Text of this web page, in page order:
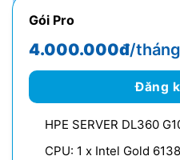
Gói Pro
4.000.000đ/tháng
Đăng
HPE SERVER DL360
CPU: 1 x Intel Gold